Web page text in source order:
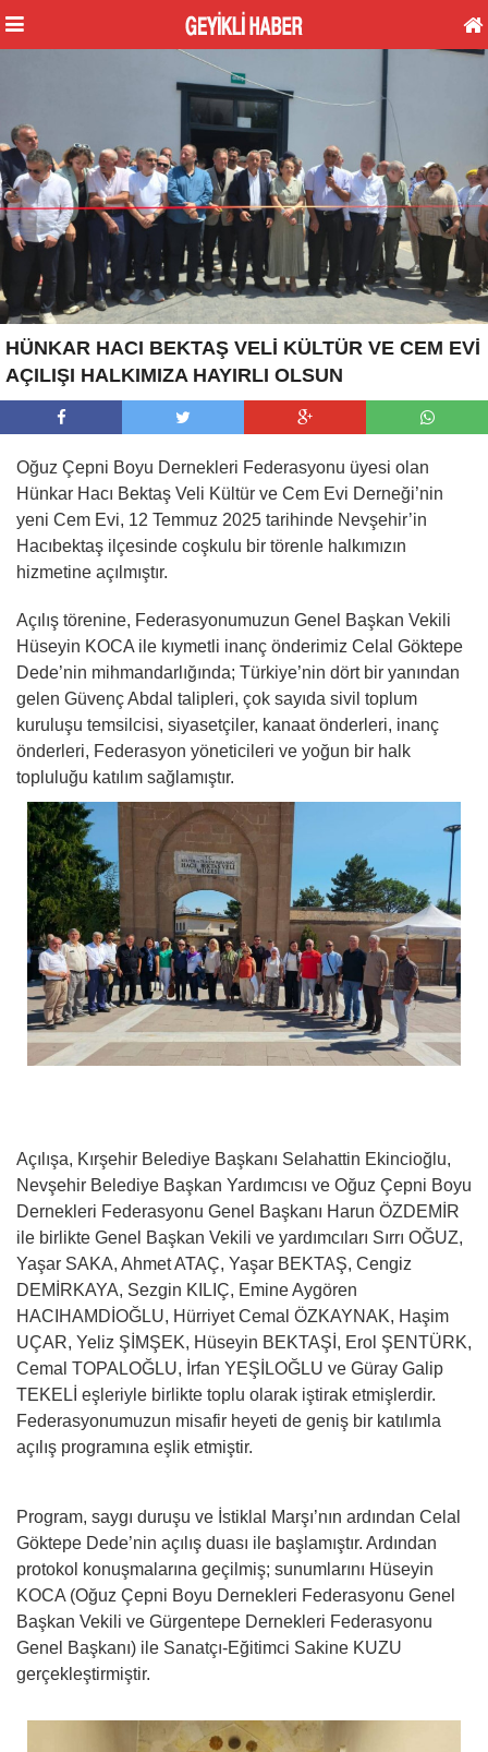
HÜNKAR HACI BEKTAŞ VELİ KÜLTÜR VE CEM EVİ
AÇILIŞI HALKIMIZA HAYIRLI OLSUN
Oğuz Çepni Boyu Dernekleri Federasyonu üyesi olan
Hünkar Hacı Bektaş Veli Kültür ve Cem Evi Derneği’nin
yeni Cem Evi, 12 Temmuz 2025 tarihinde Nevşehir’in
Hacıbektaş ilçesinde coşkulu bir törenle halkımızın
hizmetine açılmıştır.
Açılış törenine, Federasyonumuzun Genel Başkan Vekili
Hüseyin KOCA ile kıymetli inanç önderimiz Celal Göktepe
Dede’nin mihmandarlığında; Türkiye’nin dört bir yanından
gelen Güvenç Abdal talipleri, çok sayıda sivil toplum
kuruluşu temsilcisi, siyasetçiler, kanaat önderleri, inanç
önderleri, Federasyon yöneticileri ve yoğun bir halk
topluluğu katılım sağlamıştır.
Açılışa, Kırşehir Belediye Başkanı Selahattin Ekincioğlu,
Nevşehir Belediye Başkan Yardımcısı ve Oğuz Çepni Boyu
Dernekleri Federasyonu Genel Başkanı Harun ÖZDEMİR
ile birlikte Genel Başkan Vekili ve yardımcıları Sırrı OĞUZ,
Yaşar SAKA, Ahmet ATAÇ, Yaşar BEKTAŞ, Cengiz
DEMİRKAYA, Sezgin KILIÇ, Emine Aygören
HACIHAMDİOĞLU, Hürriyet Cemal ÖZKAYNAK, Haşim
UÇAR, Yeliz ŞİMŞEK, Hüseyin BEKTAŞİ, Erol ŞENTÜRK,
Cemal TOPALOĞLU, İrfan YEŞİLOĞLU ve Güray Galip
TEKELİ eşleriyle birlikte toplu olarak iştirak etmişlerdir.
Federasyonumuzun misafir heyeti de geniş bir katılımla
açılış programına eşlik etmiştir.
Program, saygı duruşu ve İstiklal Marşı’nın ardından Celal
Göktepe Dede’nin açılış duası ile başlamıştır. Ardından
protokol konuşmalarına geçilmiş; sunumlarını Hüseyin
KOCA (Oğuz Çepni Boyu Dernekleri Federasyonu Genel
Başkan Vekili ve Gürgentepe Dernekleri Federasyonu
Genel Başkanı) ile Sanatçı-Eğitimci Sakine KUZU
gerçekleştirmiştir.